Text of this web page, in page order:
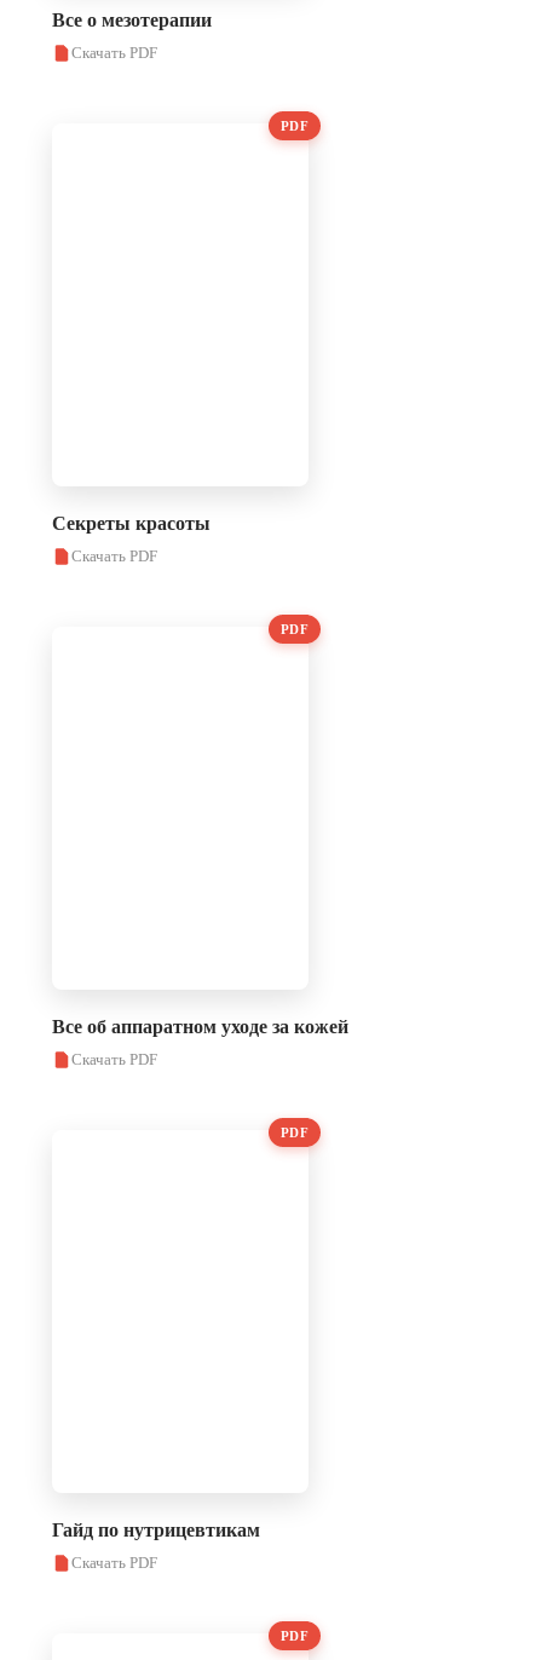
Все о мезотерапии
Скачать PDF
PDF
Секреты красоты
Скачать PDF
PDF
Все об аппаратном уходе за кожей
Скачать PDF
PDF
Гайд по нутрицевтикам
Скачать PDF
PDF